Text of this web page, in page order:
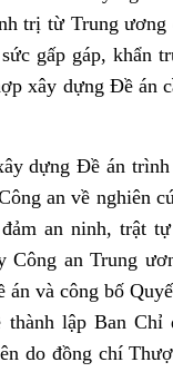
trị từ Trung
gấp gáp, khẩn
xây dựng Đề án
dựng Đề án
an về nghiên
an ninh, trật
an Trung
và công bố
lập Ban
do đồng chí